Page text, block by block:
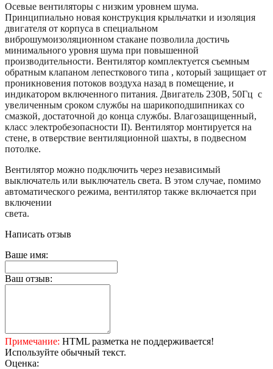
Осевые вентиляторы с низким уровнем шума.
Принципиально новая конструкция крыльчатки и изоляция
двигателя от корпуса в специальном
виброшумоизоляционном стакане позволила достичь
минимального уровня шума при повышенной
производительности. Вентилятор комплектуется съемным
обратным клапаном лепесткового типа , который защищает от
проникновения потоков воздуха назад в помещение, и
индикатором включенного питания. Двигатель 230В, 50Гц с
увеличенным сроком службы на шарикоподшипниках со
смазкой, достаточной до конца службы. Влагозащищенный,
класс электробезопасности II). Вентилятор монтируется на
стене, в отверствие вентиляционной шахты, в подвесном
потолке.
Вентилятор можно подключить через независимый
выключатель или выключатель света. В этом случае, помимо
автоматического режима, вентилятор также включается при
включении
света.
Написать отзыв
Ваше имя:
Ваш отзыв:
Примечание: HTML разметка не поддерживается!
Используйте обычный текст.
Оценка: